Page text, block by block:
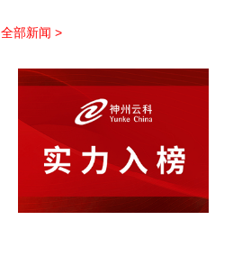
全部新闻 >